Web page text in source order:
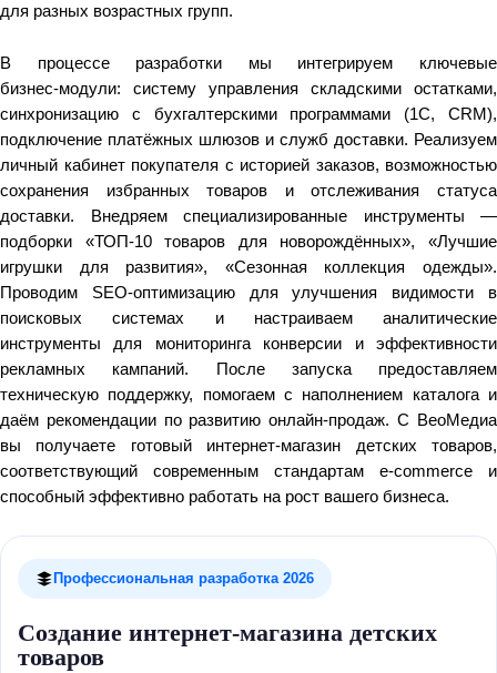
для разных возрастных групп.
В процессе разработки мы интегрируем ключевые
бизнес‑модули: систему управления складскими остатками,
синхронизацию с бухгалтерскими программами (1С, CRM),
подключение платёжных шлюзов и служб доставки. Реализуем
личный кабинет покупателя с историей заказов, возможностью
сохранения избранных товаров и отслеживания статуса
доставки. Внедряем специализированные инструменты —
подборки «ТОП‑10 товаров для новорождённых», «Лучшие
игрушки для развития», «Сезонная коллекция одежды».
Проводим SEO‑оптимизацию для улучшения видимости в
поисковых системах и настраиваем аналитические
инструменты для мониторинга конверсии и эффективности
рекламных кампаний. После запуска предоставляем
техническую поддержку, помогаем с наполнением каталога и
даём рекомендации по развитию онлайн‑продаж. С ВеоМедиа
вы получаете готовый интернет‑магазин детских товаров,
соответствующий современным стандартам e‑commerce и
способный эффективно работать на рост вашего бизнеса.
Профессиональная разработка 2026
Создание интернет-магазина детских
товаров